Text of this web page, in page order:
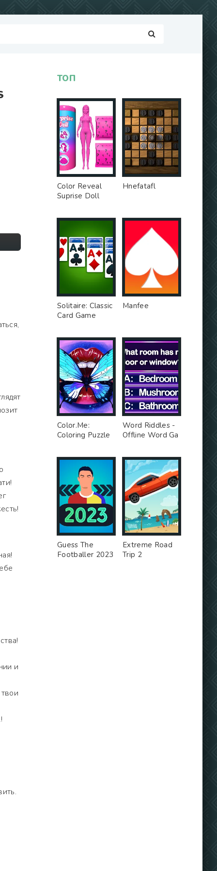
и
ТОП
Color Reveal
Suprise Doll
Hnefatafl
Solitaire: Classic
Card Game
Manfee
Color.Me:
Coloring Puzzle
Word Riddles -
Offline Word Ga
Guess The
Footballer 2023
Extreme Road
Trip 2